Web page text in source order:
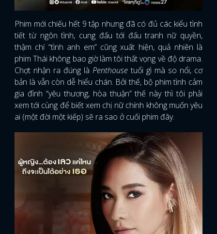
Phim mới chiếu hết 9 tập nhưng đã có đủ các kiểu tình
tiết từ ngôn tình, cung đấu tới đấu tranh nữ quyền,
thậm chí “tình anh em” cũng xuất hiện, quả nhiên là
phim Thái không bao giờ làm tôi thất vọng về độ drama.
Chợt nhận ra đúng là Penthouse tuổi gì mà so nổi, cơ
bản là vẫn còn dễ hiểu chán. Bởi thế, bộ phim tình cảm
gia đình “yêu thương, hòa thuận” thế này thì tôi phải
xem tới cùng để biết xem chị nữ chính không muốn yêu
ai (một đời một kiếp) sẽ ra sao ở cuối phim đây.